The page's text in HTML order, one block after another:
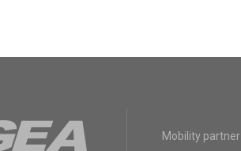
Mobility partner